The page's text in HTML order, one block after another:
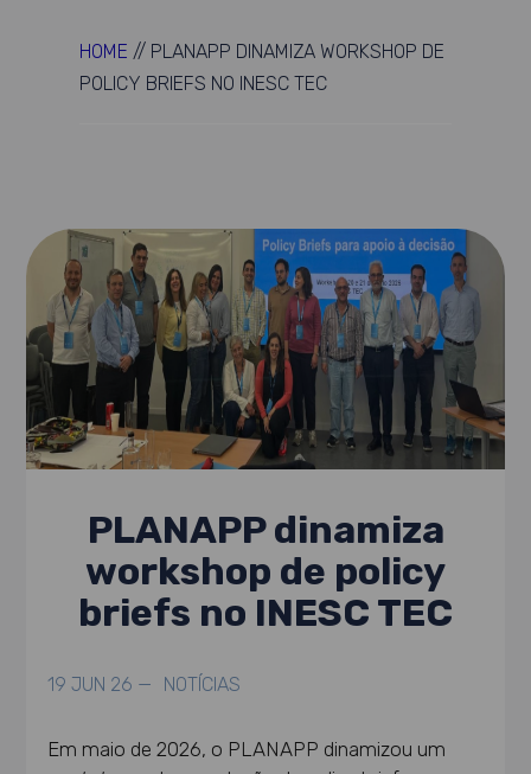
HOME // PLANAPP DINAMIZA WORKSHOP DE
POLICY BRIEFS NO INESC TEC
PLANAPP dinamiza
workshop de policy
briefs no INESC TEC
19 JUN 26 — NOTÍCIAS
Em maio de 2026, o PLANAPP dinamizou um